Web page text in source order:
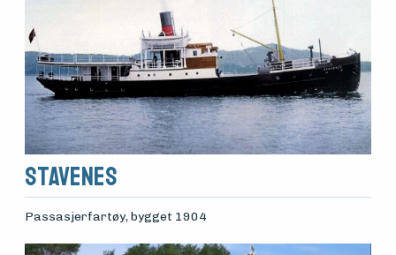
Stavenes
Passasjerfartøy, bygget 1904